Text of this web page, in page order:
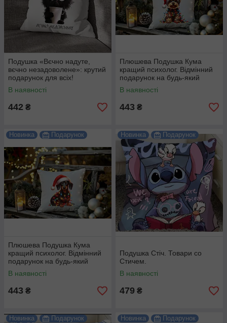
Подушка «Вєчно надуте,
вєчно незадоволене»: крутий
подарунок для всіх!
В наявності
442 ₴
Плюшева Подушка Кума
кращий психолог. Відмінний
подарунок на будь-який
привід.
В наявності
443 ₴
Новинка Подарунок
Плюшева Подушка Кума
кращий психолог. Відмінний
подарунок на будь-який
привід.
В наявності
443 ₴
Новинка Подарунок
Подушка Стіч. Товари со
Стичем.
В наявності
479 ₴
Новинка Подарунок Новинка Подарунок